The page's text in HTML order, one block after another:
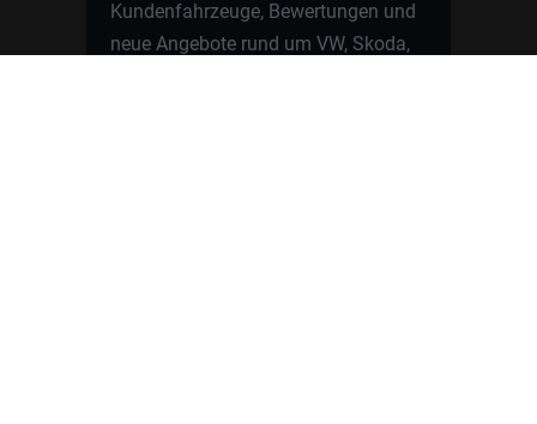
Kundenfahrzeuge, Bewertungen und
neue Angebote rund um VW, Skoda,